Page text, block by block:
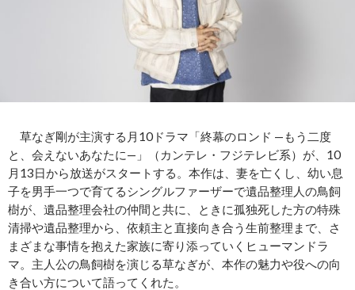
草なぎ剛が主演する月10ドラマ「終幕のロンド —もう二度
と、会えないあなたに—」（カンテレ・フジテレビ系）が、10
月13日から放送がスタートする。本作は、妻を亡くし、幼い息
子を男手一つで育てるシングルファーザーで遺品整理人の鳥飼
樹が、遺品整理会社の仲間と共に、ときに孤独死した方の特殊
清掃や遺品整理から、依頼主と直接向き合う生前整理まで、さ
まざまな事情を抱えた家族に寄り添っていくヒューマンドラ
マ。主人公の鳥飼樹を演じる草なぎが、本作の魅力や役への向
き合い方について語ってくれた。